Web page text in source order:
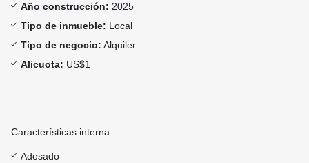
Año construcción: 2025
Tipo de inmueble: Local
Tipo de negocio: Alquiler
Alicuota: US$1
Características interna :
Adosado